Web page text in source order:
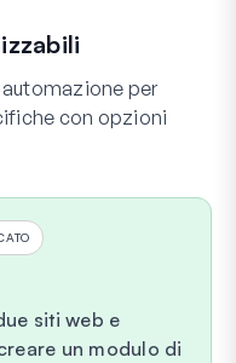
per
con opzioni
siti web e
un modulo di